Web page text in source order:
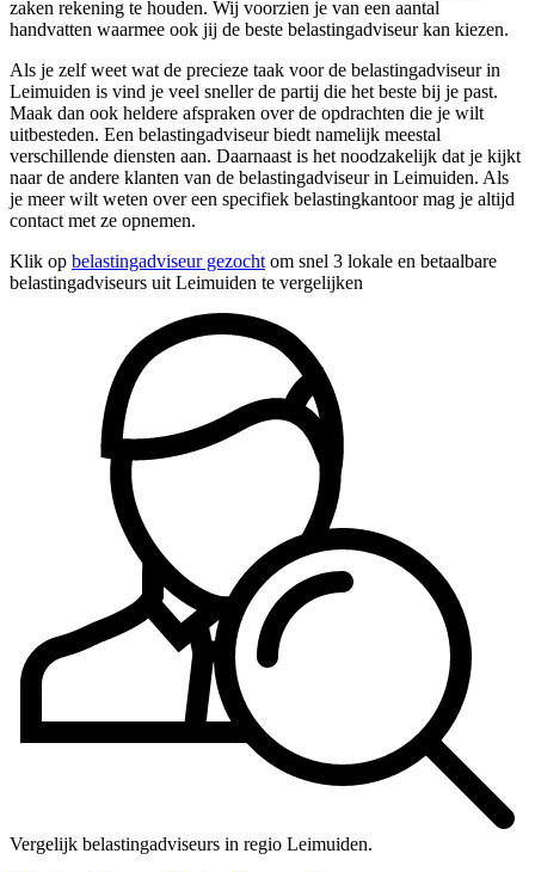
zaken rekening te houden. Wij voorzien je van een aantal
handvatten waarmee ook jij de beste belastingadviseur kan kiezen.
Als je zelf weet wat de precieze taak voor de belastingadviseur in
Leimuiden is vind je veel sneller de partij die het beste bij je past.
Maak dan ook heldere afspraken over de opdrachten die je wilt
uitbesteden. Een belastingadviseur biedt namelijk meestal
verschillende diensten aan. Daarnaast is het noodzakelijk dat je kijkt
naar de andere klanten van de belastingadviseur in Leimuiden. Als
je meer wilt weten over een specifiek belastingkantoor mag je altijd
contact met ze opnemen.
Klik op belastingadviseur gezocht om snel 3 lokale en betaalbare
belastingadviseurs uit Leimuiden te vergelijken
Vergelijk belastingadviseurs in regio Leimuiden.